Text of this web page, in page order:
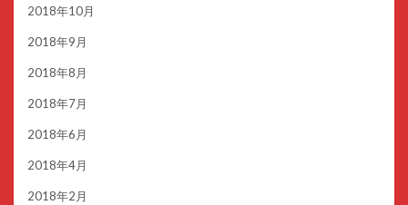
2018年10月
2018年9月
2018年8月
2018年7月
2018年6月
2018年4月
2018年2月